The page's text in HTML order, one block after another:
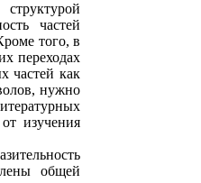
частей
того, в
переходах
частей как
нужно
изучения
общей